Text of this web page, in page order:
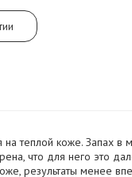
теплой коже. Запах
что для него это
результаты менее